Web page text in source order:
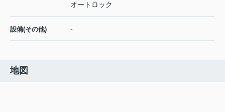
オートロック
設備(その他) -
地図